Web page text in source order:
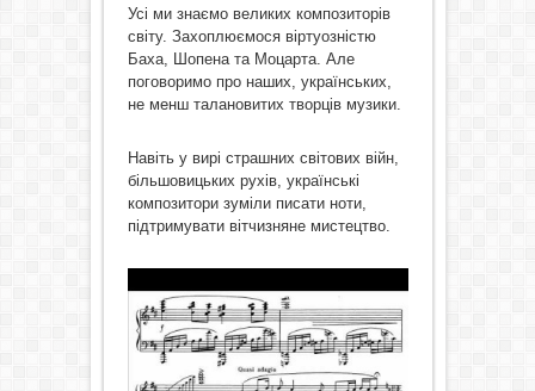
Усі ми знаємо великих композиторів
світу. Захоплюємося віртуозністю
Баха, Шопена та Моцарта. Але
поговоримо про наших, українських,
не менш талановитих творців музики.
Навіть у вирі страшних світових війн,
більшовицьких рухів, українські
композитори зуміли писати ноти,
підтримувати вітчизняне мистецтво.